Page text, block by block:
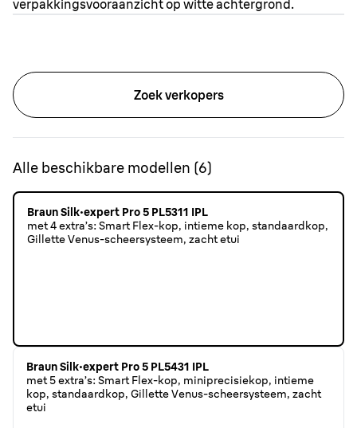
Zoek verkopers
Alle beschikbare modellen (6)
Braun Silk·expert Pro 5 PL5311 IPL
met 4 extra’s: Smart Flex-kop, intieme kop, standaardkop,
Gillette Venus-scheersysteem, zacht etui
Braun Silk·expert Pro 5 PL5431 IPL
met 5 extra’s: Smart Flex-kop, miniprecisiekop, intieme
kop, standaardkop, Gillette Venus-scheersysteem, zacht
etui